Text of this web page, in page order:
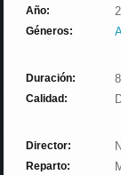
Año:
Géneros:
Duración:
Calidad:
Director:
Reparto: